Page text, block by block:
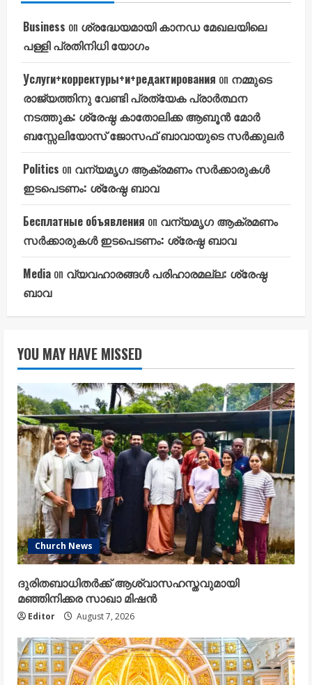
Business on ശ്രദ്ധേയമായി കാനഡ മേഖലയിലെ
പള്ളി പ്രതിനിധി യോഗം
Услуги+корректуры+и+редактирования on നമ്മുടെ
രാജ്യത്തിനു വേണ്ടി പ്രത്യേക പ്രാർത്ഥന
നടത്തുക: ശ്രേഷ്ഠ കാതോലിക്ക ആബൂൻ മോർ
ബസ്സേലിയോസ് ജോസഫ് ബാവായുടെ സർക്കുലർ
Politics on വന്യമൃഗ ആക്രമണം സർക്കാരുകൾ
ഇടപെടണം: ശ്രേഷ്ഠ ബാവ
Бесплатные объявления on വന്യമൃഗ ആക്രമണം
സർക്കാരുകൾ ഇടപെടണം: ശ്രേഷ്ഠ ബാവ
Media on വ്യവഹാരങ്ങൾ പരിഹാരമല്ല: ശ്രേഷ്ഠ
ബാവ
YOU MAY HAVE MISSED
Church News
ദുരിതബാധിതർക്ക് ആശ്വാസഹസ്തവുമായി
മഞ്ഞിനിക്കര സാഖാ മിഷൻ
Editor August 7, 2026